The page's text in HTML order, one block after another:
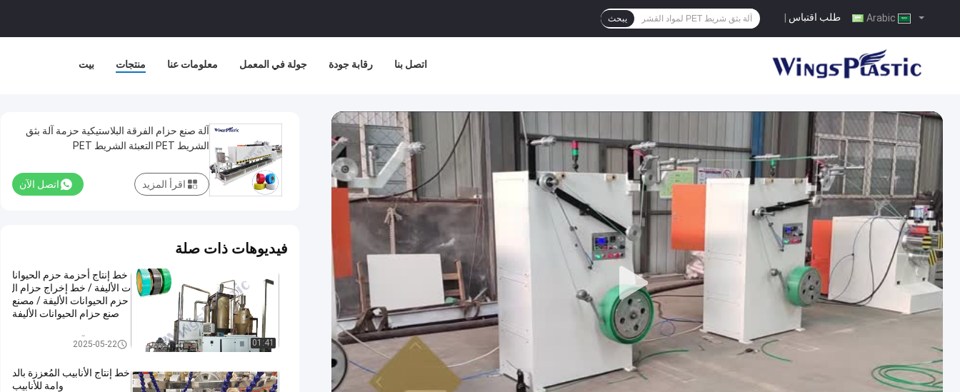
طلب اقتباس يبحث
بيت منتجات معلومات عنا جولة في المعمل رقابة جودة اتصل بنا
آلة صنع حزام الفرقة البلاستيكية حزمة آلة بثق
الشريط PET التعبئة الشريط PET
اتصل الآن اقرأ المزيد
فيديوهات ذات صلة
01:41
خط إنتاج أحزمة حزم الحيوانا
ت الأليفة / خط إخراج حزام ال
حزم الحيوانات الأليفة / مصنع
صنع حزام الحيوانات الأليفة
آلة بثق الشريط PET2025-05-22
خط إنتاج الأنابيب المُعززة بالد
وامة للأنابيب